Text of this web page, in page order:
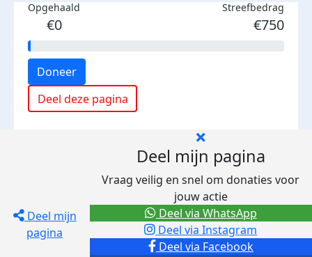
Opgehaald
€0
Streefbedrag
€750
Doneer
Deel deze pagina
Deel mijn
pagina
Deel mijn pagina
Vraag veilig en snel om donaties voor
jouw actie
Deel via Facebook
Deel via Instagram
Deel via WhatsApp